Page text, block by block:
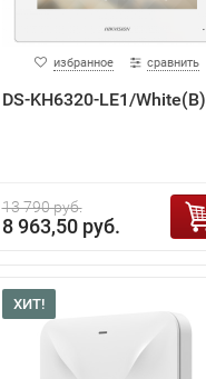
избранное сравнить
DS-KH6320-LE1/White(B)
13 790 руб.
8 963,50 руб.
ХИТ!